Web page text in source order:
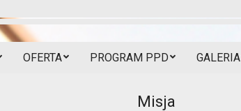
Secondary
Menu
OFERTA PROGRAM PPD GALERIA
Misja